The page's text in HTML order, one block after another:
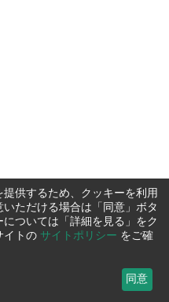
供するため、クッキーを利用
ただける場合は「同意」ボタ
ついては「詳細を見る」をク
イトの サイトポリシー をご確
同意